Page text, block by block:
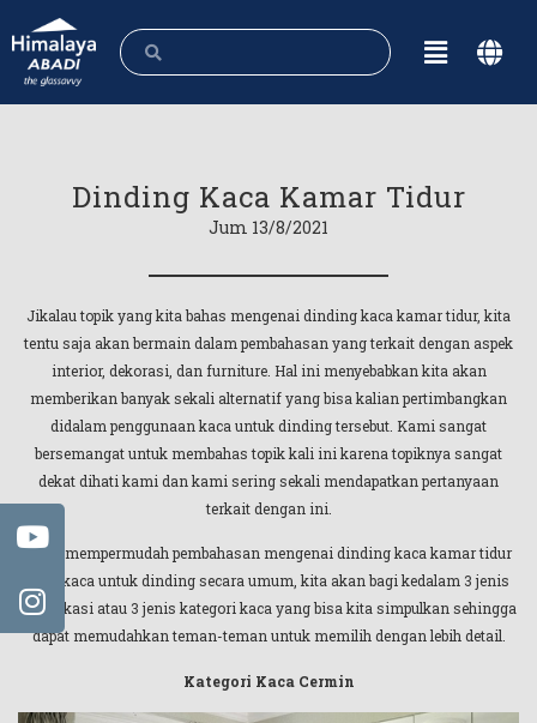
Dinding Kaca Kamar Tidur
Jum 13/8/2021
Jikalau topik yang kita bahas mengenai dinding kaca kamar tidur, kita
tentu saja akan bermain dalam pembahasan yang terkait dengan aspek
interior, dekorasi, dan furniture. Hal ini menyebabkan kita akan
memberikan banyak sekali alternatif yang bisa kalian pertimbangkan
didalam penggunaan kaca untuk dinding tersebut. Kami sangat
bersemangat untuk membahas topik kali ini karena topiknya sangat
dekat dihati kami dan kami sering sekali mendapatkan pertanyaan
terkait dengan ini.
Guna mempermudah pembahasan mengenai dinding kaca kamar tidur
atau kaca untuk dinding secara umum, kita akan bagi kedalam 3 jenis
klasifikasi atau 3 jenis kategori kaca yang bisa kita simpulkan sehingga
dapat memudahkan teman-teman untuk memilih dengan lebih detail.
Kategori Kaca Cermin